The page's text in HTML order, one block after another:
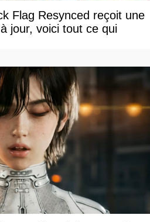
Flag Resynced reçoit une
jour, voici tout ce qui